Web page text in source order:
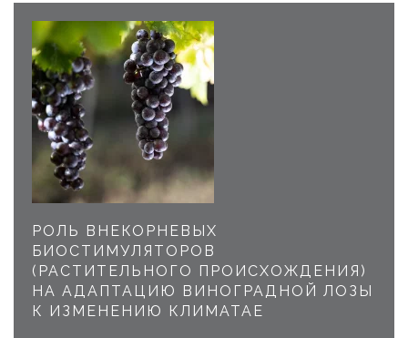
РОЛЬ ВНЕКОРНЕВЫХ
БИОСТИМУЛЯТОРОВ
(РАСТИТЕЛЬНОГО ПРОИСХОЖДЕНИЯ)
НА АДАПТАЦИЮ ВИНОГРАДНОЙ ЛОЗЫ
К ИЗМЕНЕНИЮ КЛИМАТАE